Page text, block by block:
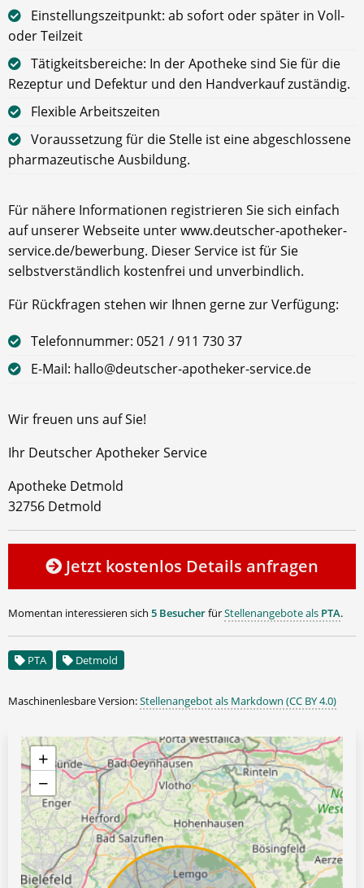
Einstellungszeitpunkt: ab sofort oder später in Voll-
oder Teilzeit
Tätigkeitsbereiche: In der Apotheke sind Sie für die
Rezeptur und Defektur und den Handverkauf zuständig.
Flexible Arbeitszeiten
Voraussetzung für die Stelle ist eine abgeschlossene
pharmazeutische Ausbildung.
Für nähere Informationen registrieren Sie sich einfach
auf unserer Webseite unter www.deutscher-apotheker-
service.de/bewerbung. Dieser Service ist für Sie
selbstverständlich kostenfrei und unverbindlich.
Für Rückfragen stehen wir Ihnen gerne zur Verfügung:
Telefonnummer: 0521 / 911 730 37
E-Mail: hallo@deutscher-apotheker-service.de
Wir freuen uns auf Sie!
Ihr Deutscher Apotheker Service
Apotheke Detmold
32756 Detmold
Jetzt kostenlos Details anfragen
Momentan interessieren sich 5 BesucherfürStellenangebote als PTA.
PTA Detmold
Maschinenlesbare Version:Stellenangebot als Markdown (CC BY 4.0)
+
−